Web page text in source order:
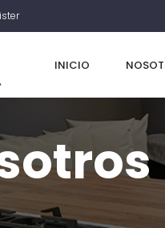
INICIO